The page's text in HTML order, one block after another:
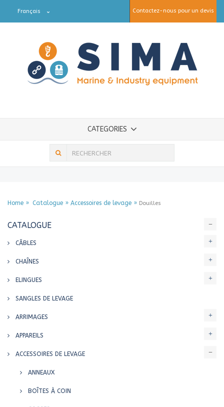
Français Contactez-nous pour un devis
CATEGORIES
Home Catalogue Accessoires de levage Douilles
CATALOGUE
CÂBLES
CHAÎNES
ELINGUES
SANGLES DE LEVAGE
ARRIMAGES
APPAREILS
ACCESSOIRES DE LEVAGE
ANNEAUX
BOÎTES À COIN